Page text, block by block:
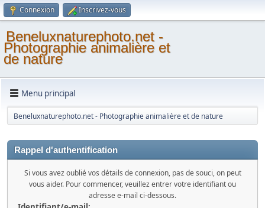
Connexion Inscrivez-vous
Beneluxnaturephoto.net -
Photographie animalière et
de nature
Menu principal
Beneluxnaturephoto.net - Photographie animalière et de nature
Rappel d'authentification
Si vous avez oublié vos détails de connexion, pas de souci, on peut
vous aider. Pour commencer, veuillez entrer votre identifiant ou
adresse e-mail ci-dessous.